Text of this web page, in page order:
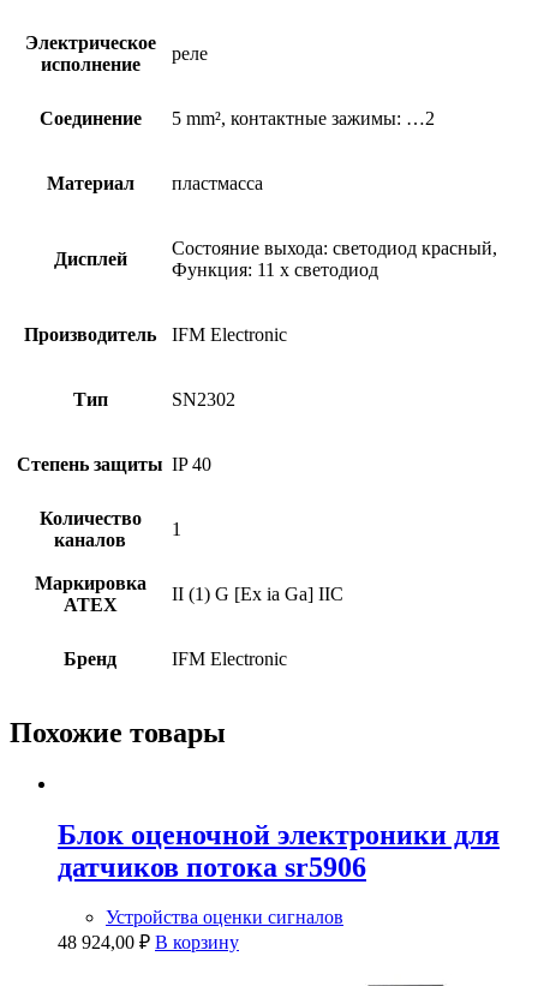
Электрическое
исполнение
реле
Соединение 5 mm², контактные зажимы: …2
Материал пластмасса
Дисплей
Состояние выхода: светодиод красный,
Функция: 11 x светодиод
Производитель IFM Electronic
Тип SN2302
Степень защиты IP 40
Количество
каналов
1
Маркировка
АТЕХ
II (1) G [Ex ia Ga] IIC
Бренд IFM Electronic
Похожие товары
Блок оценочной электроники для
датчиков потока sr5906
Устройства оценки сигналов
48 924,00 ₽ В корзину